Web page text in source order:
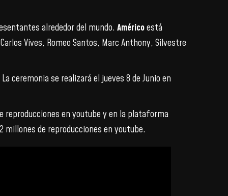
alrededor del mundo. Américoestá
Vives, Romeo Santos, Marc Anthony, Silvestre
ceremonia se realizará el jueves 8 de Junio en
reproducciones en youtube y en la plataforma
millones de reproducciones en youtube.